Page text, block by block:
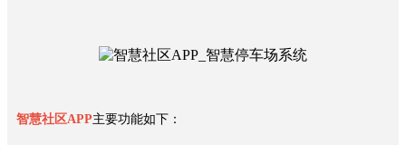
ꀉ
智慧社区APP主要功能如下：